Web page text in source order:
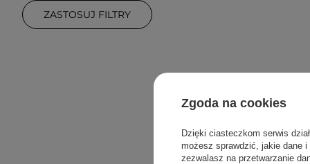
ZASTOSUJ FILTRY
Zgoda na cookies
Dzięki ciasteczkom serwis
możesz sprawdzić, jakie dane
zezwalasz na przetwarzanie